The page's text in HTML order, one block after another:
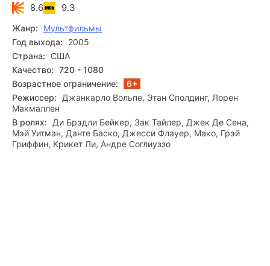
Аанг, который узнал, что он Аватар. Аанг отправляется в
опасное путешествие вместе со своими отважными
друзьями из племени Воды, Катарой и ее братом Соккой.
Ему предстоит овладеть всеми стихиями, пройти через
множество испытаний, перебороть свои страхи и сразить
Хозяина Огня, чтобы остановить войну и восстановить
равновесие в мире.Смотрите полный мультсериал
«Аватар: Легенда об Аанге» в разрешении Full HD 1080p, с
русской озвучкой, бесплатно и на любом гаджете.
8.6 9.3
Жанр:
Мультфильмы
Год выхода:
2005
Страна: США
Качество: 720 - 1080
Возрастное ограничение:
6+
Режиссер:
Джанкарло Вольпе, Этан Сполдинг, Лорен
Макмаллен
В ролях:
Ди Брэдли Бейкер, Зак Тайлер, Джек Де Сена,
Мэй Уитман, Данте Баско, Джесси Флауер, Мако, Грэй
Гриффин, Крикет Ли, Андре Соглиуззо